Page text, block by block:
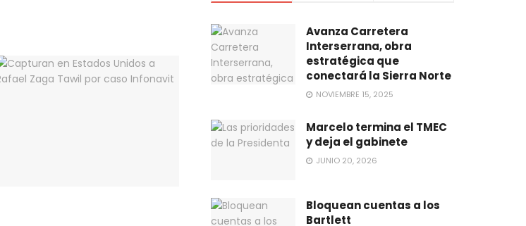
Avanza Carretera
Interserrana, obra
estratégica que
conectará la Sierra Norte
NOVIEMBRE 15, 2025
Marcelo termina el TMEC
y deja el gabinete
JUNIO 20, 2026
Bloquean cuentas a los
Bartlett